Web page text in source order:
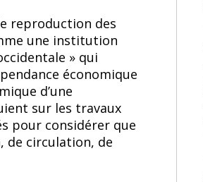
reproduction des
une institution
» qui
économique
d’une
sur les travaux
pour considérer que
de circulation, de